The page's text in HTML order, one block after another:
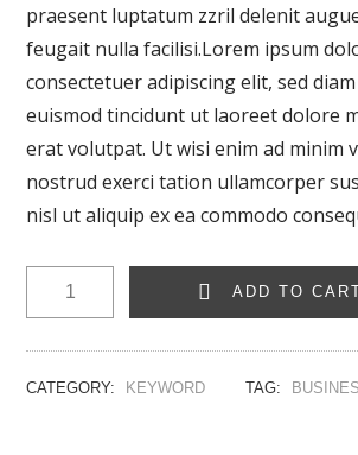
praesent luptatum zzril delenit
feugait nulla facilisi.Lorem ipsum
consectetuer adipiscing elit, sed
euismod tincidunt ut laoreet dolore
erat volutpat. Ut wisi enim ad minim
nostrud exerci tation ullamcorper
nisl ut aliquip ex ea commodo
Delivery
Tracking
quantity
ADD TO
CATEGORY: KEYWORD TAG: